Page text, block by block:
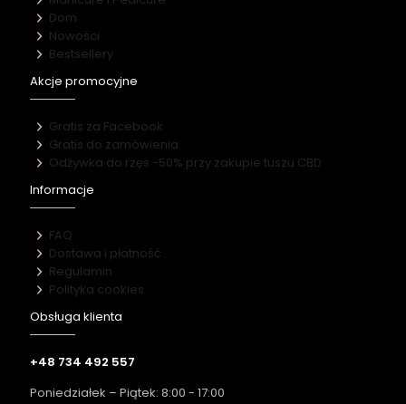
Dom
Nowości
Bestsellery
Akcje promocyjne
Gratis za Facebook
Gratis do zamówienia
Odżywka do rzęs -50% przy zakupie tuszu CBD
Informacje
FAQ
Dostawa i płatność
Regulamin
Polityka cookies
Obsługa klienta
+48 734 492 557
Poniedziałek – Piątek: 8:00 - 17:00